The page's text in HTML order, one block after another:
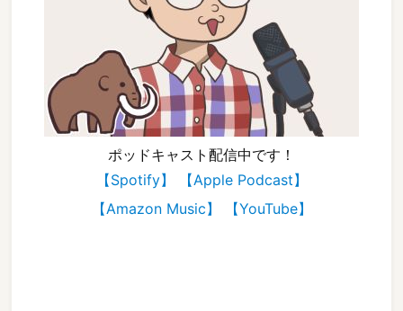
ポッドキャスト配信中です！
【Spotify】
【Apple Podcast】
【Amazon Music】
【YouTube】